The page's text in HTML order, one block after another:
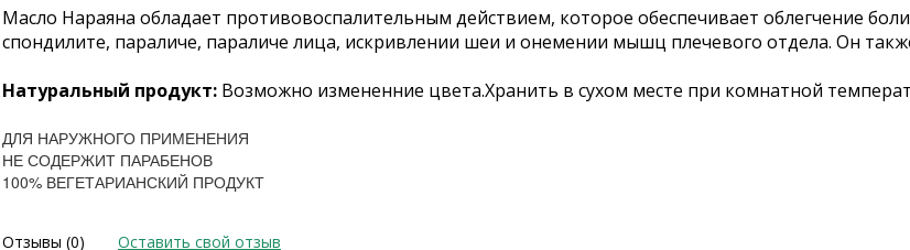
Масло Нараяна обладает противовоспалительным действием, которое обеспечивает облегчение
спондилите, параличе, параличе лица, искривлении шеи и онемении мышц плечевого отдела. Он
Натуральный продукт: Возможно измененние цвета.Хранить в сухом месте при комнатной
ДЛЯ НАРУЖНОГО ПРИМЕНЕНИЯ
НЕ СОДЕРЖИТ ПАРАБЕНОВ
100% ВЕГЕТАРИАНСКИЙ ПРОДУКТ
Отзывы (0) Оставить свой отзыв